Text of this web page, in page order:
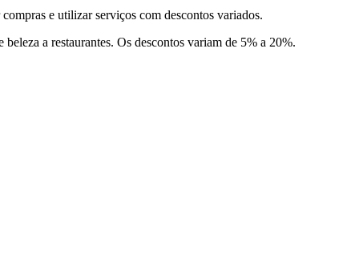
e utilizar serviços com descontos variados.
a restaurantes. Os descontos variam de 5% a 20%.